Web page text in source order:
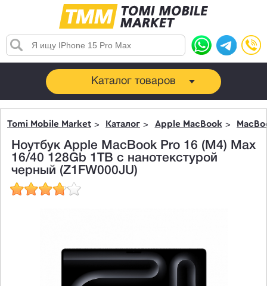
Каталог товаров
Tomi Mobile Market Каталог Apple MacBook
Ноутбук Apple MacBook Pro 16 (M4) Max
16/40 128Gb 1TB c нанотекстурой
черный (Z1FW000JU)